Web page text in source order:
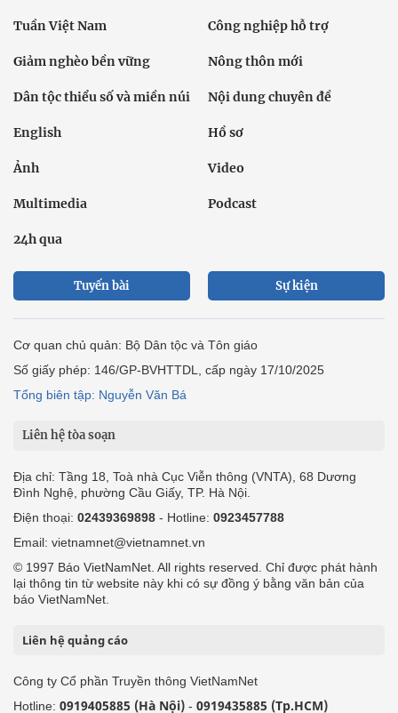
Tuần Việt Nam Công nghiệp hỗ trợ
Giảm nghèo bền vững Nông thôn mới
Dân tộc thiểu số và miền núi Nội dung chuyên đề
English Hồ sơ
Ảnh Video
Multimedia Podcast
24h qua
Tuyến bài Sự kiện
Cơ quan chủ quản: Bộ Dân tộc và Tôn giáo
Số giấy phép: 146/GP-BVHTTDL, cấp ngày 17/10/2025
Tổng biên tập: Nguyễn Văn Bá
Liên hệ tòa soạn
Địa chỉ: Tầng 18, Toà nhà Cục Viễn thông (VNTA), 68 Dương
Đình Nghệ, phường Cầu Giấy, TP. Hà Nội.
Điện thoại: 02439369898 - Hotline: 0923457788
Email: vietnamnet@vietnamnet.vn
© 1997 Báo VietNamNet. All rights reserved. Chỉ được phát hành
lại thông tin từ website này khi có sự đồng ý bằng văn bản của
báo VietNamNet.
Liên hệ quảng cáo
Công ty Cổ phần Truyền thông VietNamNet
Hotline: 0919405885 (Hà Nội) - 0919435885 (Tp.HCM)